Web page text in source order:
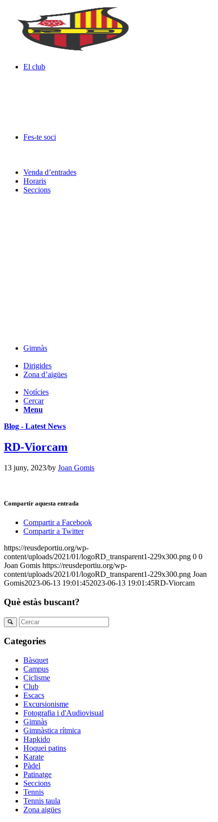
El club
Fes-te soci
Venda d’entrades
Horaris
Seccions
Gimnàs
Dirigides
Zona d’aigües
Notícies
Cercar
Menu
Blog - Latest News
RD-Viorcam
13 juny, 2023/by Joan Gomis
Compartir aquesta entrada
Compartir a Facebook
Compartir a Twitter
https://reusdeportiu.org/wp-
content/uploads/2021/01/logoRD_transparent1-229x300.png 0 0
Joan Gomis https://reusdeportiu.org/wp-
content/uploads/2021/01/logoRD_transparent1-229x300.png Joan
Gomis2023-06-13 19:01:452023-06-13 19:01:45RD-Viorcam
Què estàs buscant?
Categories
Bàsquet
Campus
Ciclisme
Club
Escacs
Excursionisme
Fotografia i d'Audiovisual
Gimnàs
Gimnàstica rítmica
Hapkido
Hoquei patins
Karate
Pàdel
Patinatge
Seccions
Tennis
Tennis taula
Zona aigües